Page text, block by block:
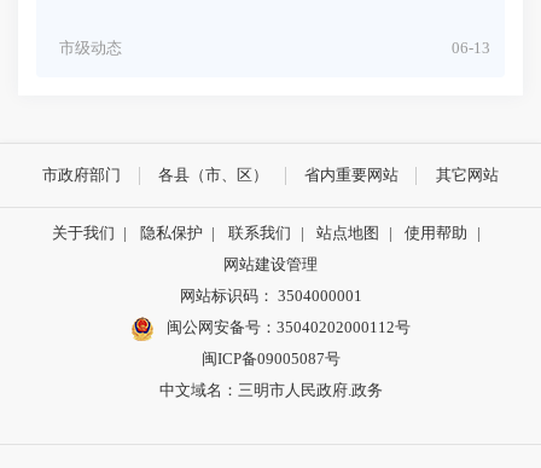
06-13
市级动态
市政府部门 各县（市、区） 省内重要网站 其它网站
关于我们 | 隐私保护 | 联系我们 | 站点地图 | 使用帮助
|
网站建设管理
网站标识码： 3504000001
闽公网安备号：35040202000112号
闽ICP备09005087号
中文域名：三明市人民政府.政务